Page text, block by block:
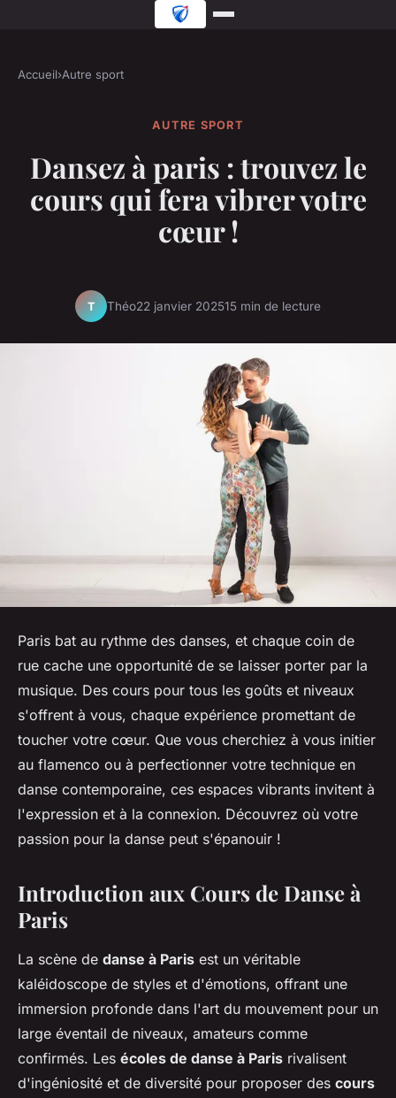
Accueil›Autre sport
AUTRE SPORT
Dansez à paris : trouvez le
cours qui fera vibrer votre
cœur !
T Théo22 janvier 202515 min de lecture
Paris bat au rythme des danses, et chaque coin de
rue cache une opportunité de se laisser porter par la
musique. Des cours pour tous les goûts et niveaux
s'offrent à vous, chaque expérience promettant de
toucher votre cœur. Que vous cherchiez à vous initier
au flamenco ou à perfectionner votre technique en
danse contemporaine, ces espaces vibrants invitent à
l'expression et à la connexion. Découvrez où votre
passion pour la danse peut s'épanouir !
Introduction aux Cours de Danse à
Paris
La scène de danse à Paris est un véritable
kaléidoscope de styles et d'émotions, offrant une
immersion profonde dans l'art du mouvement pour un
large éventail de niveaux, amateurs comme
confirmés. Les écoles de danse à Paris rivalisent
d'ingéniosité et de diversité pour proposer des cours